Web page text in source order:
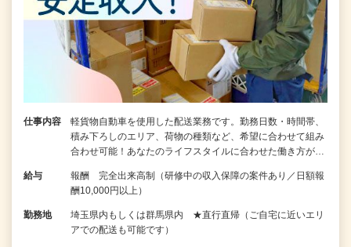
仕事内容
軽貨物自動車を使用した配送業務です。勤務日数・時間帯、
積み下ろしのエリア、荷物の種類など、希望に合わせて組み
合わせ可能！あなたのライフスタイルに合わせた働き方が…
給与
報酬 完全出来高制（研修中の収入保障の案件あり／日額報
酬10,000円以上）
勤務地
埼玉県内もしくは群馬県内 ★直行直帰（ご自宅に近いエリ
アでの配送も可能です）